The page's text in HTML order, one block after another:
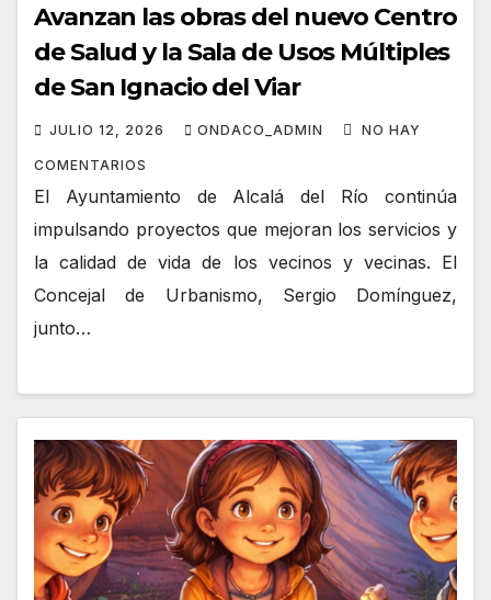
Avanzan las obras del nuevo Centro
de Salud y la Sala de Usos Múltiples
de San Ignacio del Viar
JULIO 12, 2026 ONDACO_ADMIN NO HAY
COMENTARIOS
El Ayuntamiento de Alcalá del Río continúa
impulsando proyectos que mejoran los servicios y
la calidad de vida de los vecinos y vecinas. El
Concejal de Urbanismo, Sergio Domínguez,
junto…